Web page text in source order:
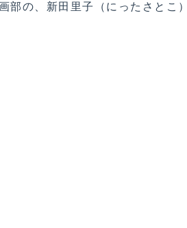
の、新田里子（にったさとこ）